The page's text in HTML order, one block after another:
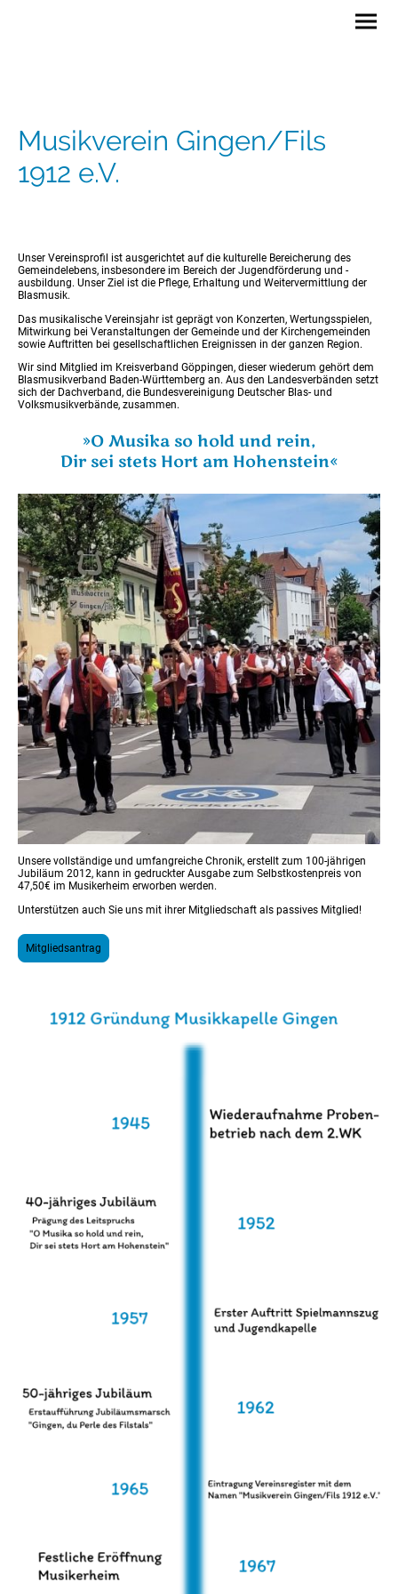
Musikverein Gingen/Fils
1912 e.V.
Unser Vereinsprofil ist ausgerichtet auf die kulturelle Bereicherung des
Gemeindelebens, insbesondere im Bereich der Jugendförderung und -
ausbildung. Unser Ziel ist die Pflege, Erhaltung und Weitervermittlung der
Blasmusik.
Das musikalische Vereinsjahr ist geprägt von Konzerten, Wertungsspielen,
Mitwirkung bei Veranstaltungen der Gemeinde und der Kirchengemeinden
sowie Auftritten bei gesellschaftlichen Ereignissen in der ganzen Region.
Wir sind Mitglied im Kreisverband Göppingen, dieser wiederum gehört dem
Blasmusikverband Baden-Württemberg an. Aus den Landesverbänden setzt
sich der Dachverband, die Bundesvereinigung Deutscher Blas- und
Volksmusikverbände, zusammen.
»O Musika so hold und rein,
Dir sei stets Hort am Hohenstein«
Unsere vollständige und umfangreiche Chronik, erstellt zum 100-jährigen
Jubiläum 2012, kann in gedruckter Ausgabe zum Selbstkostenpreis von
47,50€ im Musikerheim erworben werden.
Unterstützen auch Sie uns mit ihrer Mitgliedschaft als passives Mitglied!
Mitgliedsantrag